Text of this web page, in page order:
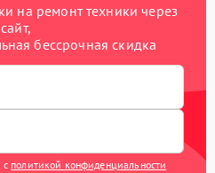
на ремонт техники через
сайт,
бессрочная скидка
с политикой конфиденциальности